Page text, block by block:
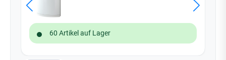
60 Artikel auf Lager